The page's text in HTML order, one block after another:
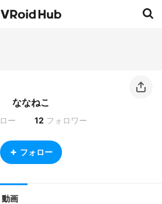
ななねこ
ー 12 フォロワー
フォロー
動画